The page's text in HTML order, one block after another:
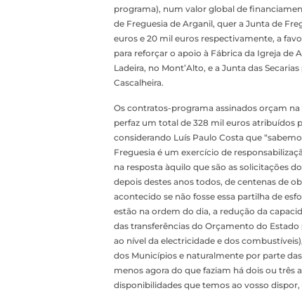
programa), num valor global de
de Freguesia de Arganil, quer a Junta de
euros e 20 mil euros respectivamente, a
para reforçar o apoio à Fábrica da Igreja de
Ladeira, no Mont’Alto, e a Junta das
Cascalheira.
Os contratos-programa assinados orçam
perfaz um total de 328 mil euros atribuídos
considerando Luís Paulo Costa que
Freguesia é um exercício de
na resposta àquilo que são as solicitações
depois destes anos todos, de centenas de
acontecido se não fosse essa partilha de
estão na ordem do dia, a redução da
das transferências do Orçamento do
ao nível da electricidade e dos
dos Municípios e naturalmente por parte
menos agora do que faziam há dois ou três
disponibilidades que temos ao vosso